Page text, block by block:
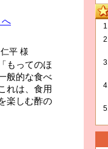
へ
平 様
もってのほ
般的な食べ
れは、食用
楽しむ酢の